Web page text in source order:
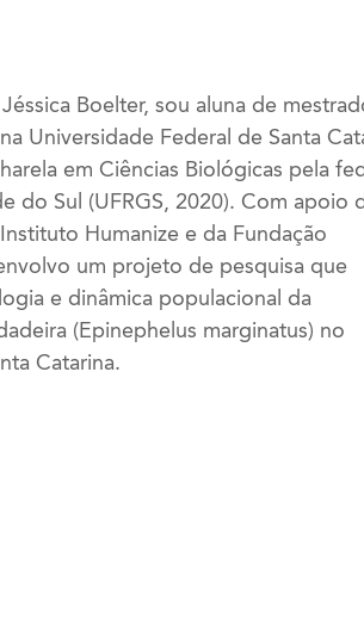
Boelter, sou aluna de
Universidade Federal de Santa
em Ciências Biológicas pela
do Sul (UFRGS, 2020). Com apoio
Humanize e da Fundação
um projeto de pesquisa que
e dinâmica populacional da
(Epinephelus marginatus) no
Catarina.